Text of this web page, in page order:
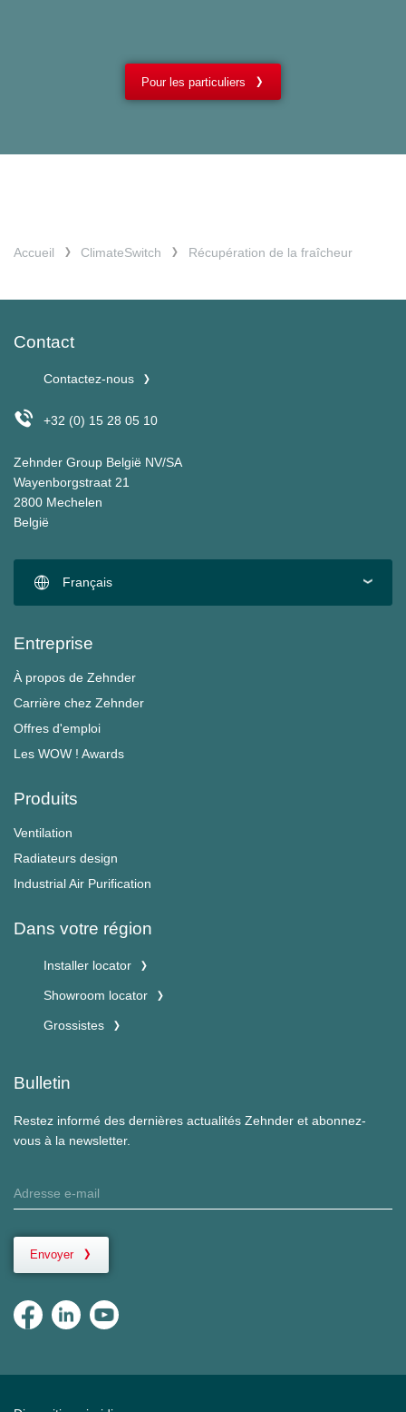
Pour les particuliers
Accueil ClimateSwitch Récupération de la fraîcheur
Contact
Contactez-nous
+32 (0) 15 28 05 10
Zehnder Group België NV/SA
Wayenborgstraat 21
2800 Mechelen
België
Français
Entreprise
À propos de Zehnder
Carrière chez Zehnder
Offres d'emploi
Les WOW ! Awards
Produits
Ventilation
Radiateurs design
Industrial Air Purification
Dans votre région
Installer locator
Showroom locator
Grossistes
Bulletin
Restez informé des dernières actualités Zehnder et abonnez-
vous à la newsletter.
Envoyer